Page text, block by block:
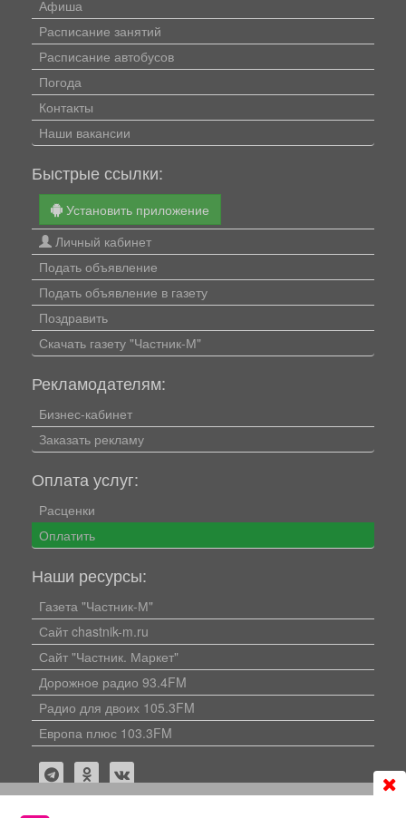
Афиша
Расписание занятий
Расписание автобусов
Погода
Контакты
Наши вакансии
Быстрые ссылки:
Установить приложение
Личный кабинет
Подать объявление
Подать объявление в газету
Поздравить
Скачать газету "Частник-М"
Рекламодателям:
Бизнес-кабинет
Заказать рекламу
Оплата услуг:
Расценки
Оплатить
Наши ресурсы:
Газета "Частник-М"
Сайт chastnik-m.ru
Сайт "Частник. Маркет"
Дорожное радио 93.4FM
Радио для двоих 105.3FM
Европа плюс 103.3FM